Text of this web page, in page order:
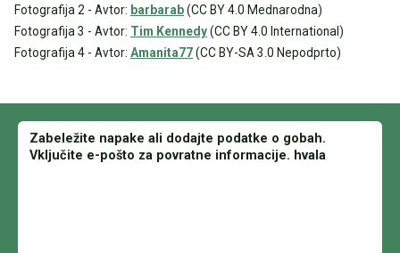
Fotografija 2 - Avtor: barbarab(CC BY 4.0 Mednarodna)
Fotografija 3 - Avtor: Tim Kennedy(CC BY 4.0 International)
Fotografija 4 - Avtor: Amanita77(CC BY-SA 3.0 Nepodprto)